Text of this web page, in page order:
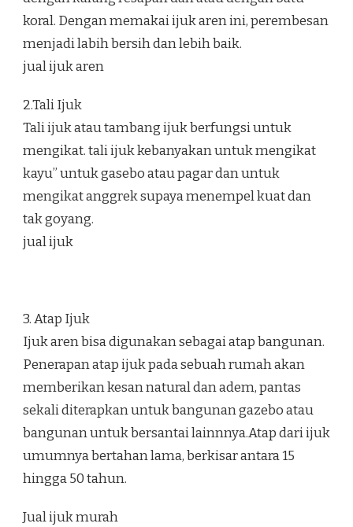
koral. Dengan memakai ijuk aren ini, perembesan
menjadi labih bersih dan lebih baik.
jual ijuk aren
2.Tali Ijuk
Tali ijuk atau tambang ijuk berfungsi untuk
mengikat. tali ijuk kebanyakan untuk mengikat
kayu” untuk gasebo atau pagar dan untuk
mengikat anggrek supaya menempel kuat dan
tak goyang.
jual ijuk
3. Atap Ijuk
Ijuk aren bisa digunakan sebagai atap bangunan.
Penerapan atap ijuk pada sebuah rumah akan
memberikan kesan natural dan adem, pantas
sekali diterapkan untuk bangunan gazebo atau
bangunan untuk bersantai lainnnya.Atap dari ijuk
umumnya bertahan lama, berkisar antara 15
hingga 50 tahun.
Jual ijuk murah